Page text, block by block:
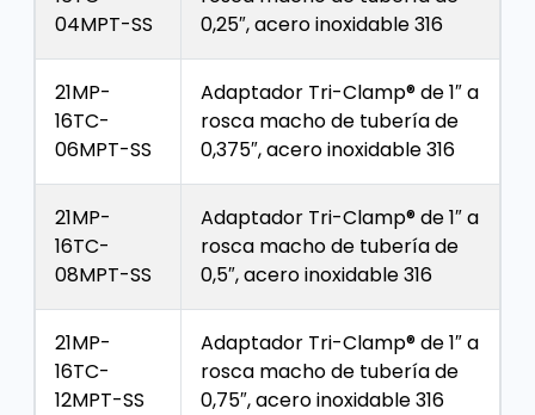
04MPT-SS
0,25″, acero inoxidable 316
21MP-
16TC-
06MPT-SS
Adaptador Tri-Clamp® de 1″ a
rosca macho de tubería de
0,375″, acero inoxidable 316
21MP-
16TC-
08MPT-SS
Adaptador Tri-Clamp® de 1″ a
rosca macho de tubería de
0,5″, acero inoxidable 316
21MP-
16TC-
12MPT-SS
Adaptador Tri-Clamp® de 1″ a
rosca macho de tubería de
0,75″, acero inoxidable 316